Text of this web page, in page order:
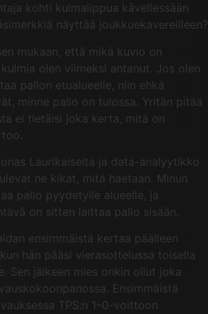
kohti kulmalippua kävellessään
näyttää joukkuekavereilleen?
mukaan, että mikä kuvio on
olen viimeksi antanut. Jos olen
pallon etualueelle, niin ehkä
minne pallo on tulossa. Yritän pitää
ei tietäisi joka kerta, mitä on
Laurikaiselta ja data-analyytikko
ne kikat, mitä haetaan. Minun
pallo pyydetylle alueelle, ja
on sitten laittaa pallo sisään.
ensimmäistä kertaa päälleen
hän pääsi vierasottelussa toisella
Sen jälkeen mies onkin ollut joka
Ensimmäistä
TPS:n 1–0-voittoon